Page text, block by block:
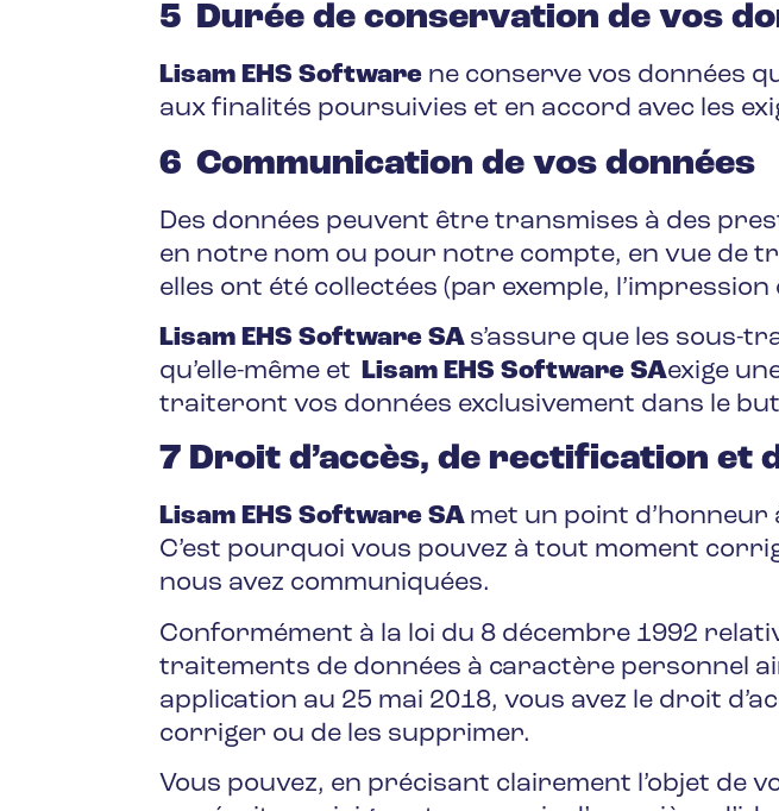
5 Durée de conservation de vos
Lisam EHS Software ne conserve vos données
aux finalités poursuivies et en accord avec les
6 Communication de vos données
Des données peuvent être transmises à des
en notre nom ou pour notre compte, en vue de
elles ont été collectées (par exemple,
Lisam EHS Software SA s’assure que les sous-
qu’elle-même et Lisam EHS Software SAexige
traiteront vos données exclusivement dans le
7 Droit d’accès, de rectification et
Lisam EHS Software SA met un point d’honneur
C’est pourquoi vous pouvez à tout moment
nous avez communiquées.
Conformément à la loi du 8 décembre 1992
traitements de données à caractère personnel
application au 25 mai 2018, vous avez le droit
corriger ou de les supprimer.
Vous pouvez, en précisant clairement l’objet de